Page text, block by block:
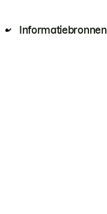
Informatiebronnen